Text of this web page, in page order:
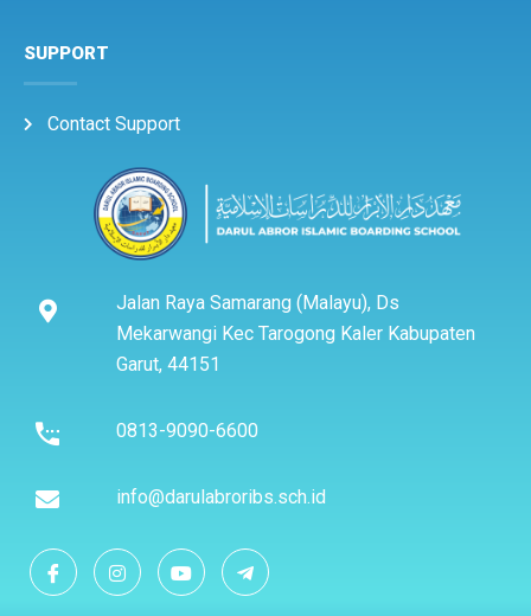
SUPPORT
Contact Support
Jalan Raya Samarang (Malayu), Ds
Mekarwangi Kec Tarogong Kaler Kabupaten
Garut, 44151
0813-9090-6600
info@darulabroribs.sch.id